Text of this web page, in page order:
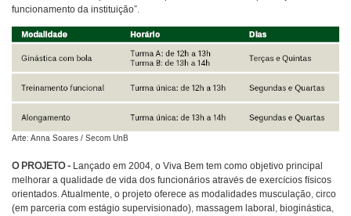
funcionamento da instituição”.
Arte: Anna Soares / Secom UnB
O PROJETO - Lançado em 2004, o Viva Bem tem como objetivo principal
melhorar a qualidade de vida dos funcionários através de exercícios físicos
orientados. Atualmente, o projeto oferece as modalidades musculação, circo
(em parceria com estágio supervisionado), massagem laboral, bioginástica,